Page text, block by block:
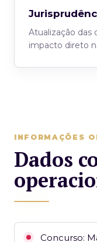
Atualização das
impacto direto
INFORMAÇÕES
Dados
Concurso: